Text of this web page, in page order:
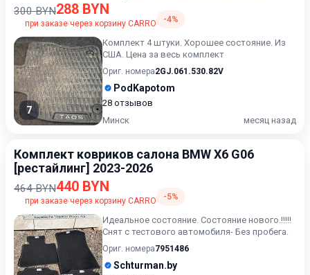
300 BYN288 BYN
при заказе через корзину CARRO -4%
7
Комплект 4 штуки. Хорошее состояние. Из
США. Цена за весь комплект
Ориг. номера2GJ.061.530.82V
PodKapotom
28 отзывов
Минск
месяц назад
Комплект ковриков салона BMW X6 G06
[рестайлинг] 2023-2026
464 BYN440 BYN
при заказе через корзину CARRO -5%
Идеальное состояние. Состояние нового.!!!!!
Снят с тестового автомобиля- Без пробега.
Ориг. номера7951486
Schturman.by